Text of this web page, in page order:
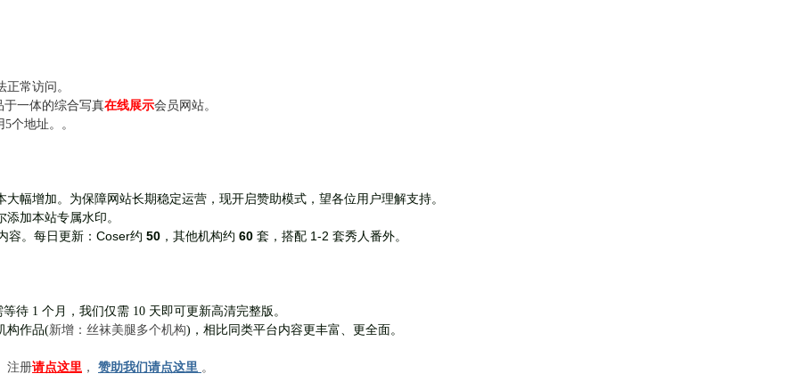
常访问。
于一体的综合写真在线展示会员网站。
个地址。。
幅增加。为保障网站长期稳定运营，现开启赞助模式，望各位用户理解支持。
加本站专属水印。
容。每日更新： Coser约 50 ，其他机构约 60 套， 搭配 1-2 套秀人番外。
待 1 个月，我们仅需 10 天即可更新高清完整版。
构作品(新增：丝袜美腿多个机构)，相比同类平台内容更丰富、更全面。
注册请点这里 ， 赞助我们请点这里 。